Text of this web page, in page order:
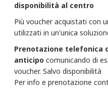
disponibilità al centro
Più voucher acquistati con
utilizzati in un'unica
Prenotazione telefonica
anticipocomunicando di
voucher. Salvo disponibilità
Per info e prenotazione